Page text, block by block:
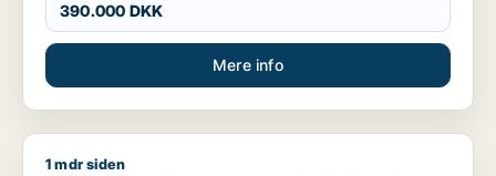
390.000 DKK
Mere info
Niels søger lager, værksted, butik eller garage til salg i
1 mdr siden